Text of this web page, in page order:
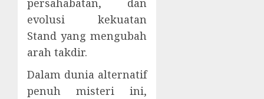
persahabatan, dan
evolusi kekuatan
Stand yang mengubah
arah takdir.
Dalam dunia alternatif
penuh misteri ini,